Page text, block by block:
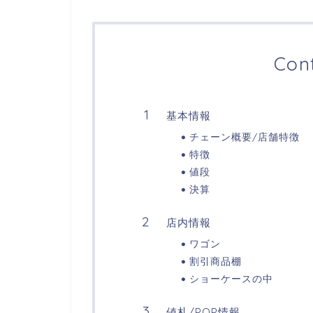
基本情報
チェーン概要/店舗特徴
特徴
値段
決算
店内情報
ワゴン
割引商品棚
ショーケースの中